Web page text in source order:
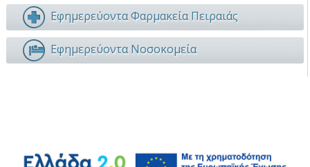
Εφημερεύοντα Φαρμακεία Πειραιάς
Εφημερεύοντα Νοσοκομεία